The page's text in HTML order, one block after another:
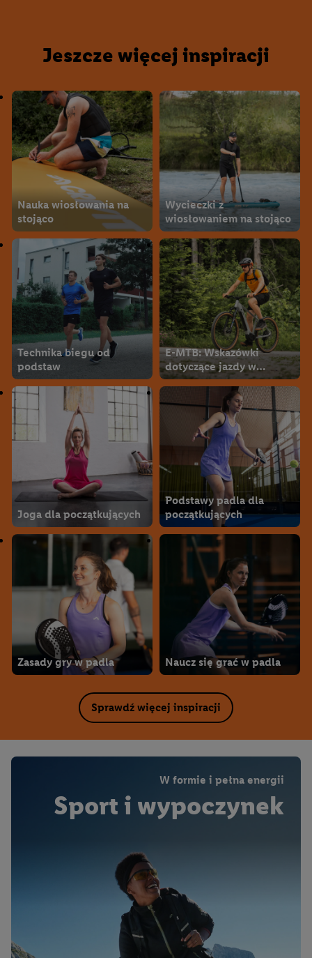
Jeszcze więcej inspiracji
Nauka wiosłowania na
stojąco
Wycieczki z
wiosłowaniem na stojąco
Technika biegu od
podstaw
E-MTB: Wskazówki
dotyczące jazdy w
terenie
Joga dla początkujących
Podstawy padla dla
początkujących
Zasady gry w padla Naucz się grać w padla
Sprawdź więcej inspiracji
W formie i pełna energii
Sport i wypoczynek